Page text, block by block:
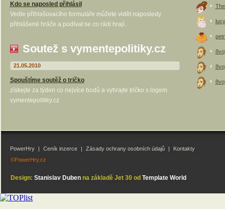
Kdo se naposled přihlásil
Vedle přihlašovacího formuláře můžete vidět naposledy
přihlášené hráče a podívat se co rádi hrají.
Soutež s vymentepolitiky.cz
21.05.2010
Spouštíme soutěž o tričko
získejte za týden co nejvíce bodů a vyhrajte tričko s logem
vymentepolitiky.cz
PowerHry | Ceník inzerce | Zásady ochrany osobních údajů |
Kontakty
©PowerHry.cz
Design: Stanislav Dubenna základě Jet 30 od Template World